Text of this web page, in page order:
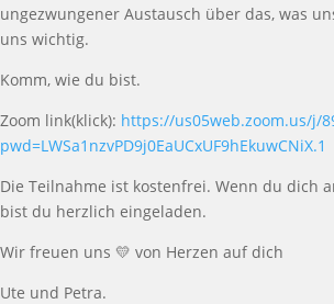
ungezwungener Austausch über das, was
uns wichtig.
Komm, wie du bist.
Zoom link(klick): https://us05web.zoom.us/j/
pwd=LWSa1nzvPD9j0EaUCxUF9hEkuwCNiX.1
Die Teilnahme ist kostenfrei. Wenn du dich
bist du herzlich eingeladen.
Wir freuen uns 💛 von Herzen auf dich
Ute und Petra.